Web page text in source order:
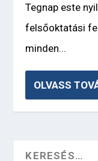
Tegnap este
felsőoktatási
minden...
OLVASS